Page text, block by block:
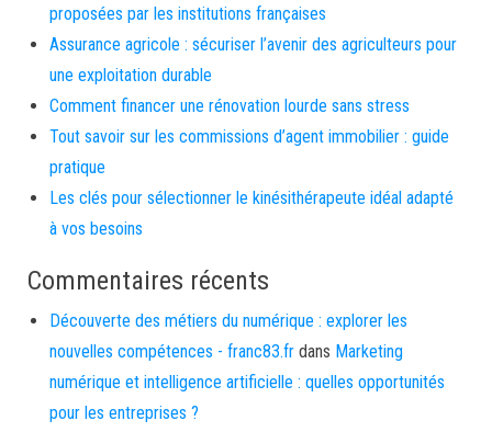
proposées par les institutions françaises
Assurance agricole : sécuriser l’avenir des agriculteurs pour
une exploitation durable
Comment financer une rénovation lourde sans stress
Tout savoir sur les commissions d’agent immobilier : guide
pratique
Les clés pour sélectionner le kinésithérapeute idéal adapté
à vos besoins
Commentaires récents
Découverte des métiers du numérique : explorer les
nouvelles compétences - franc83.fr dans Marketing
numérique et intelligence artificielle : quelles opportunités
pour les entreprises ?